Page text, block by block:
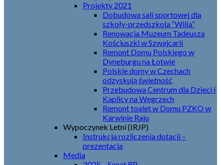
Projekty 2021
Dobudowa sali sportowej dla
szkoły-przedszkola “Wilia”
Renowacja Muzeum Tadeusza
Kościuszki w Szwajcarii
Remont Domu Polskiego w
Dyneburgu na Łotwie
Polskie domy w Czechach
odzyskują świetność
Przebudowa Centrum dla Dzieci i
Kaplicy na Węgrzech
Remont toalet w Domu PZKO w
Karwinie Raju
Wypoczynek Letni (IRJP)
Instrukcja rozliczenia dotacji –
prezentacja
Media